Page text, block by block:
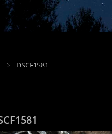
DSCF1581